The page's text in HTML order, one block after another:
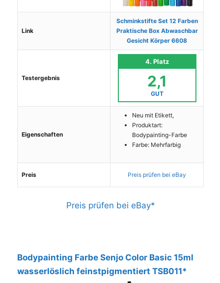
Link
Schminkstifte Set 12 Farben
Praktische Box Abwaschbar
Gesicht Körper 6608
Testergebnis
4. Platz
2,1
GUT
Eigenschaften
Neu mit Etikett,
Produktart:
Bodypainting-Farbe
Farbe: Mehrfarbig
Preis Preis prüfen bei eBay
Preis prüfen bei eBay*
Bodypainting Farbe Senjo Color Basic 15ml
wasserlöslich feinstpigmentiert TSB011*